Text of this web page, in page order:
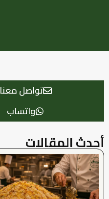
تواصل معنا
واتساب
أحدث المقالات